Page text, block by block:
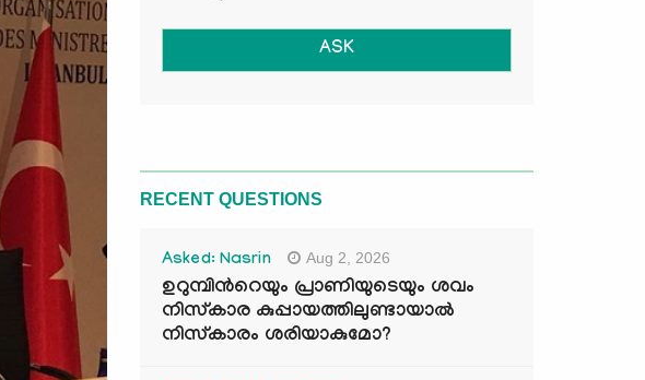
ASK
RECENT QUESTIONS
Asked: Nasrin Aug 2, 2026
ഉറുമ്പിന്‍റെയും പ്രാണിയുടെയും ശവം
നിസ്കാര കുപ്പായത്തിലുണ്ടായാൽ
നിസ്കാരം ശരിയാകുമോ?